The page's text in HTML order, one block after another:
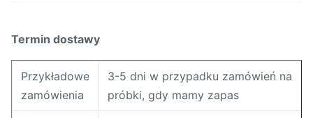
Termin dostawy
Przykładowe
zamówienia
3-5 dni w przypadku zamówień na
próbki, gdy mamy zapas